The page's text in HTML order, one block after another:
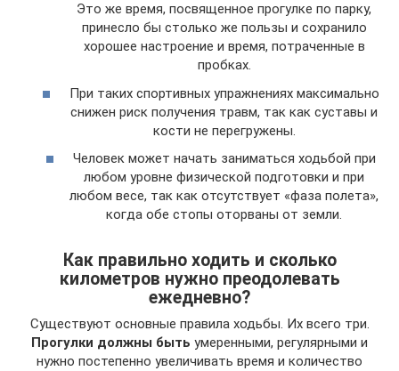
Это же время, посвященное прогулке по парку,
принесло бы столько же пользы и сохранило
хорошее настроение и время, потраченные в
пробках.
При таких спортивных упражнениях максимально
снижен риск получения травм, так как суставы и
кости не перегружены.
Человек может начать заниматься ходьбой при
любом уровне физической подготовки и при
любом весе, так как отсутствует «фаза полета»,
когда обе стопы оторваны от земли.
Как правильно ходить и сколько
километров нужно преодолевать
ежедневно?
Существуют основные правила ходьбы. Их всего три.
Прогулки должны быть умеренными, регулярными и
нужно постепенно увеличивать время и количество